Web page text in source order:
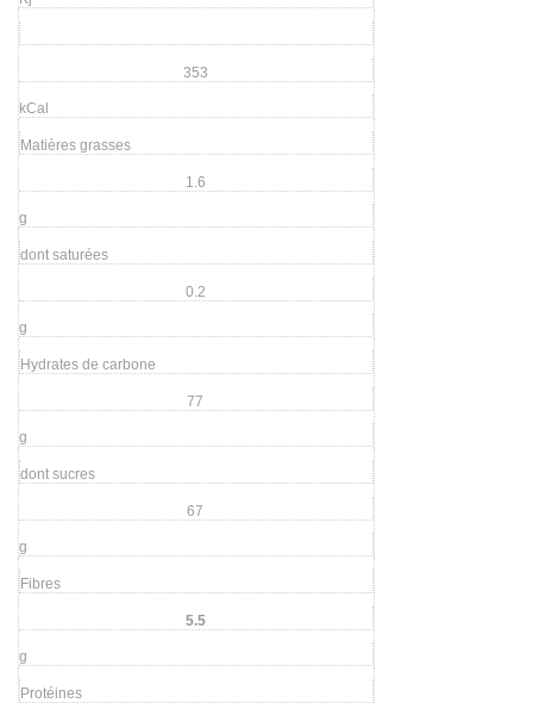
353
kCal
Matières grasses
1.6
g
dont saturées
0.2
g
Hydrates de carbone
77
g
dont sucres
67
g
Fibres
5.5
g
Protéines